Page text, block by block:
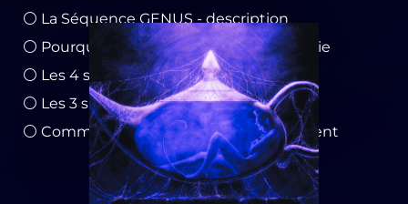
⚪ La Séquence GENUS - description
⚪ Pourquoi activer son potentiel de génie
⚪ Les 4 sphères de la séquence Genus
⚪ Les 3 spectres de fréquence d'une clé
⚪ Comment les Clés Génétiques s'activent